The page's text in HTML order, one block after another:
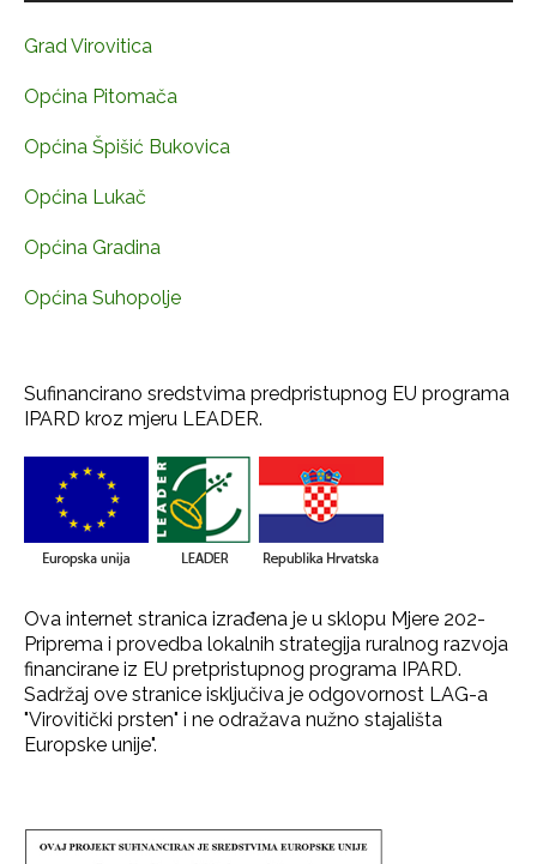
Grad Virovitica
Općina Pitomača
Općina Špišić Bukovica
Općina Lukač
Općina Gradina
Općina Suhopolje
Sufinancirano sredstvima predpristupnog EU programa
IPARD kroz mjeru LEADER.
Ova internet stranica izrađena je u sklopu Mjere 202-
Priprema i provedba lokalnih strategija ruralnog razvoja
financirane iz EU pretpristupnog programa IPARD.
Sadržaj ove stranice isključiva je odgovornost LAG-a
"Virovitički prsten" i ne odražava nužno stajališta
Europske unije".